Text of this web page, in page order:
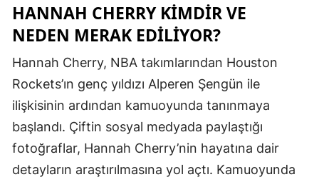
Isparta
İstanbul
HANNAH CHERRY KIMDIR VE
NEDEN MERAK EDILIYOR?
Hannah Cherry, NBA takımlarından Houston
Rockets’ın genç yıldızı Alperen Şengün ile
ilişkisinin ardından kamuoyunda tanınmaya
başlandı. Çiftin sosyal medyada paylaştığı
fotoğraflar, Hannah Cherry’nin hayatına dair
detayların araştırılmasına yol açtı. Kamuoyunda